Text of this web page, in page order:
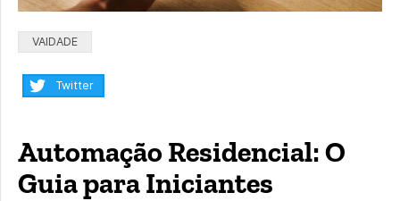
Categorias:
VAIDADE
Compartilhar:
Twitter
Automação Residencial: O
Guia para Iniciantes